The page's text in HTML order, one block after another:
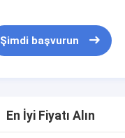
Şimdi başvurun
En İyi Fiyatı Alın